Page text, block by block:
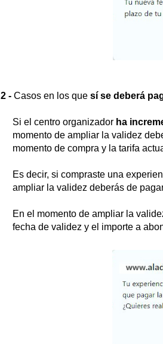
2 - Casos en los que sí se deberá
Si el centro organizador ha
momento de ampliar la validez
momento de compra y la tarifa
Es decir, si compraste una
ampliar la validez deberás de
En el momento de ampliar la
fecha de validez y el importe a